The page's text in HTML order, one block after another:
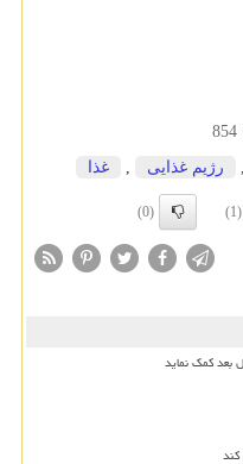
854
رژیم غذایی غذا
(1)
(0)